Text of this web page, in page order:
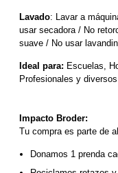
Lavado: Lavar a
usar secadora / No
suave / No usar
Ideal para: Escuelas,
Profesionales y
Impacto Broder:
Tu compra es parte de
Donamos 1 prenda